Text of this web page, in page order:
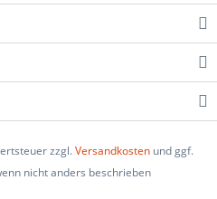
zzgl.Versandkosten und ggf.
nicht anders beschrieben